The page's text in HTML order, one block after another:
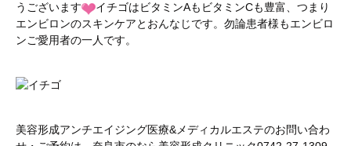
うございます
イチゴはビタミンAもビタミンCも豊富、つまり
エンビロンのスキンケアとおんなじです。勿論患者様もエンビロ
ンご愛用者の一人です。
美容形成アンチエイジング医療&メディカルエステのお問い合わ